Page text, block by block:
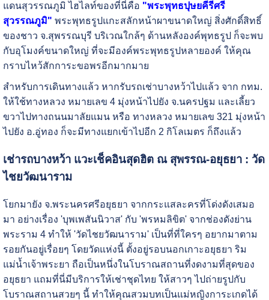
แดนสุวรรณภูมิ ไฮไลท์ของที่นี่คือ "พระพุทธปุษยคีรีศรี
สุวรรณภูมิ" พระพุทธรูปแกะสลักหน้าผาขนาดใหญ่ สิ่งศักดิ์สิทธิ์
ของชาว จ.สุพรรณบุรี บริเวณใกล้ๆ ด้านหลังองค์พุทธรูป ก็จะพบ
กับอุโมงค์ขนาดใหญ่ ที่จะมีองค์พระพุทธรูปหลายองค์ ให้คุณ
กราบไหว้สักการะขอพรอีกมากมาย
สำหรับการเดินทางแล้ว หากรับรถเช่าบางหว้าไปแล้ว จาก กทม.
ให้ใช้ทางหลวง หมายเลข 4 มุ่งหน้าไปยัง จ.นครปฐม และเลี้ยว
ขวาไปทางถนนมาลัยแมน หรือ ทางหลวง หมายเลข 321 มุ่งหน้า
ไปยัง อ.อู่ทอง ก็จะมีทางแยกเข้าไปอีก 2 กิโลเมตร ก็ถึงแล้ว
เช่ารถบางหว้า แวะเช็คอินสุดฮิต ณ สุพรรณ-อยุธยา : วัด
ไชยวัฒนาราม
โยกมายัง จ.พระนครศรีอยุธยา จากกระแสละครที่โด่งดังเสมอ
มา อย่างเรื่อง 'บุพเพสันนิวาส' กับ 'พรหมลิขิต' จากช่องดังย่าน
พระราม 4 ทำให้ 'วัดไชยวัฒนาราม' เป็นที่ที่ใครๆ อยากมาตาม
รอยกันอยู่เรื่อยๆ โดยวัดแห่งนี้ ตั้งอยู่รอบนอกเกาะอยุธยา ริม
แม่น้ำเจ้าพระยา ถือเป็นหนึ่งในโบราณสถานที่งดงามที่สุดของ
อยุธยา แถมที่นี่มีบริการให้เช่าชุดไทย ให้สาวๆ ไปถ่ายรูปกับ
โบราณสถานสวยๆ นี้ ทำให้คุณสวมบทเป็นแม่หญิงการะเกดได้